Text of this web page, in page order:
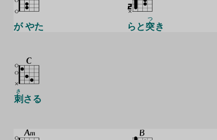
が やた らと突
つ
き
刺
さ
さる